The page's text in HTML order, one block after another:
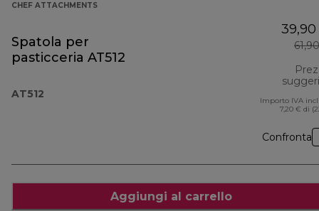
CHEF ATTACHMENTS
Spatola per
pasticceria AT512
AT512
Importo IVA
7,20 € di
Confronta
Aggiungi al carrello